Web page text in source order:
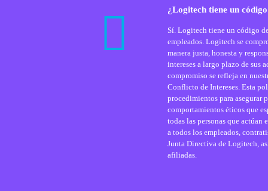
¿Logitech tiene un
Sí. Logitech tiene un código
empleados. Logitech se
manera justa, honesta y
intereses a largo plazo de sus
compromiso se refleja en
Conflicto de Intereses. Esta
procedimientos para asegurar
comportamientos éticos que
todas las personas que
a todos los empleados,
Junta Directiva de Logitech,
afiliadas.